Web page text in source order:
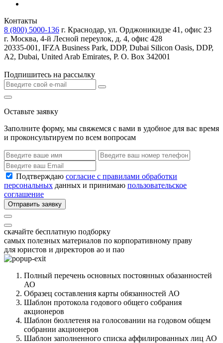
Контакты
8 (800) 5000-136 г. Краснодар, ул. Орджоникидзе 41, офис 23
г. Москва, 4-й Лесной переулок, д. 4, офис 428
20335-001, IFZA Business Park, DDP, Dubai Silicon Oasis, DDP,
A2, Dubai, United Arab Emirates, P. O. Box 342001
Подпишитесь на рассылку
Оставьте заявку
Заполните форму, мы свяжемся с вами в удобное для вас время
и проконсультируем по всем вопросам
Подтверждаю согласие с правилами обработки
персональных данных и принимаю пользовательское
соглашение
Отправить заявку
скачайте бесплатную подборку
самых полезных материалов по корпоративному праву
для юристов и директоров ао и пао
Полный перечень основных постоянных обазанностей
АО
Образец составления карты обязанностей АО
Шаблон протокола годового общего собрания
акционеров
Шаблон бюллетеня на голосовании на годовом общем
собрании акционеров
Шаблон заполненного списка аффилированных лиц АО